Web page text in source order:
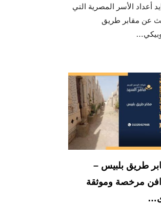
أعداد الأسر المصرية التي
عن مقابر طريق
طريق بلبيس –
مرخصة وموثقة